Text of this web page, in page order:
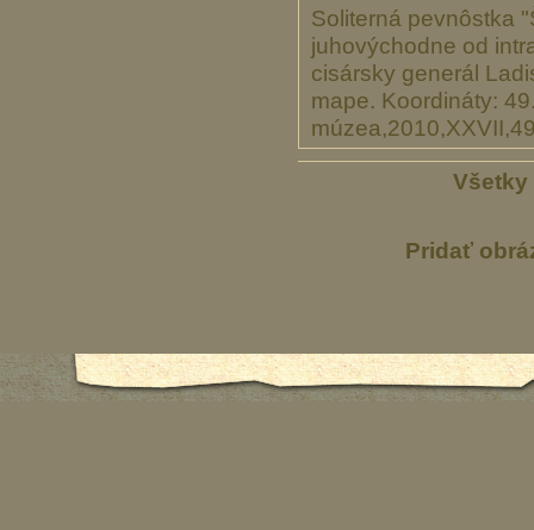
Soliterná pevnôstka
juhovýchodne od
cisársky generál
mape. Koordináty:
Všetky
Pridať